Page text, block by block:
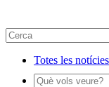
Totes les